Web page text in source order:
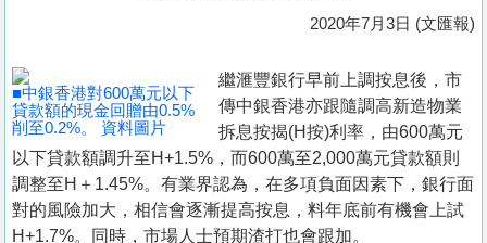
置
業
手
冊
2020年7月3日 (文匯報)
■中銀香港對600萬元以下
貸款額的現金回贈由0.5%
削至0.2%。 資料圖片
繼滙豐銀行早前上調按息後，市
傳中銀香港亦跟隨調高新造物業
拆息按揭(H按)利率，由600萬元
以下貸款額調升至H+1.5%，而600萬至2,000萬元貸款額則
調整至H＋1.45%。有業界認為，在多項負面因素下，銀行面
對的風險加大，相信會逐漸提高按息，料年底前有機會上試
H+1.7%。同時，市場人士預期渣打也會跟加。